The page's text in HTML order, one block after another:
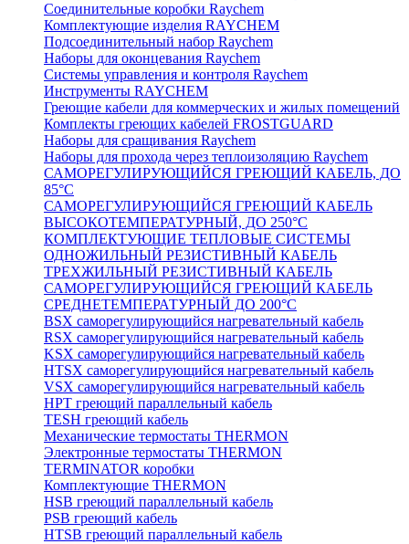
Соединительные коробки Raychem
Комплектующие изделия RAYCHEM
Подсоединительный набор Raychem
Наборы для оконцевания Raychem
Системы управления и контроля Raychem
Инструменты RAYCHEM
Греющие кабели для коммерческих и жилых помещений
Комплекты греющих кабелей FROSTGUARD
Наборы для сращивания Raychem
Наборы для прохода через теплоизоляцию Raychem
САМОРЕГУЛИРУЮЩИЙСЯ ГРЕЮЩИЙ КАБЕЛЬ, ДО
85°С
САМОРЕГУЛИРУЮЩИЙСЯ ГРЕЮЩИЙ КАБЕЛЬ
ВЫСОКОТЕМПЕРАТУРНЫЙ, ДО 250°С
КОМПЛЕКТУЮЩИЕ ТЕПЛОВЫЕ СИСТЕМЫ
ОДНОЖИЛЬНЫЙ РЕЗИСТИВНЫЙ КАБЕЛЬ
ТРЕХЖИЛЬНЫЙ РЕЗИСТИВНЫЙ КАБЕЛЬ
САМОРЕГУЛИРУЮЩИЙСЯ ГРЕЮЩИЙ КАБЕЛЬ
СРЕДНЕТЕМПЕРАТУРНЫЙ ДО 200°С
BSX саморегулирующийся нагревательный кабель
RSX саморегулирующийся нагревательный кабель
KSX саморегулирующийся нагревательный кабель
HTSX саморегулирующийся нагревательный кабель
VSX саморегулирующийся нагревательный кабель
НРТ греющий параллельный кабель
TESH греющий кабель
Механические термостаты THERMON
Электронные термостаты THERMON
TERMINATOR коробки
Комплектующие THERMON
HSB греющий параллельный кабель
PSB греющий кабель
HTSB греющий параллельный кабель